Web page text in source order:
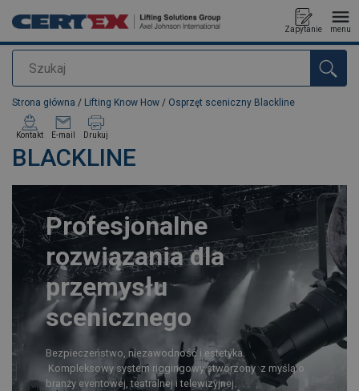
Szukaj
Zapytanie menu
Dodano do zapytania
Strona główna / Lifting Know How / Osprzęt sceniczny Blackline
BLACKLINE
Kontakt E-mail Drukuj
Profesjonalne
rozwiązania dla
przemysłu
scenicznego
Bezpieczeństwo, niezawodność i estetyka.
Kompleksowy system riggingowy stworzony z myślą o
branży eventowej, teatralnej i telewizyjnej.